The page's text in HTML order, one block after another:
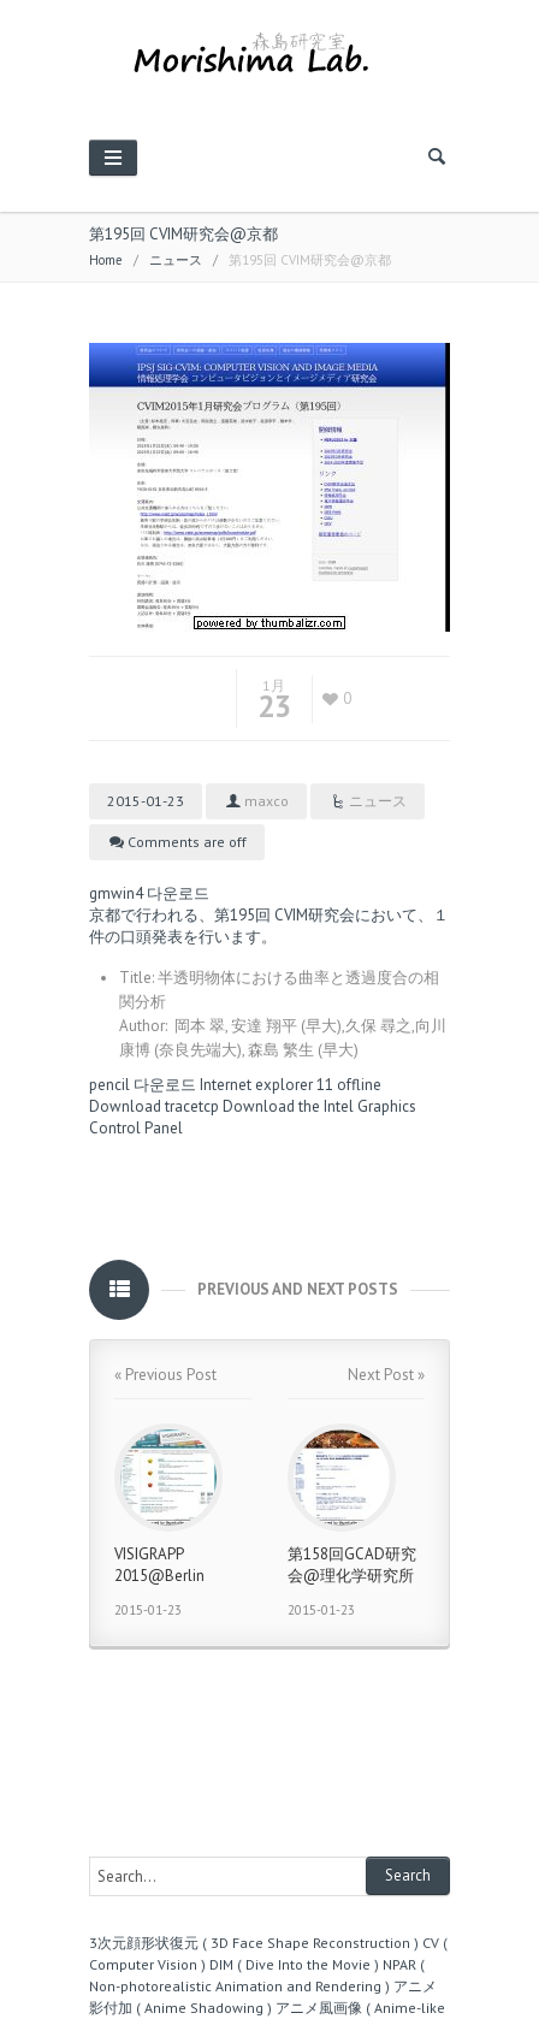
第195回 CVIM研究会@京都
Home / ニュース / 第195回 CVIM研究会@京都
1月
23 0
2015-01-23 maxco ニュース
Comments are off
gmwin4 다운로드
京都で行われる、 第195回 CVIM研究会において、１
件の口頭発表を行います。
Title: 半透明物体における曲率と透過度合の相
関分析
Author: 岡本 翠, 安達 翔平 (早大),久保 尋之,向川
康博 (奈良先端大), 森島 繁生 (早大)
pencil 다운로드 Internet explorer 11 offline
Download tracetcp Download the Intel Graphics
Control Panel
PREVIOUS AND NEXT POSTS
« Previous Post
VISIGRAPP
2015@Berlin
2015-01-23
Next Post »
第158回GCAD研究
会@理化学研究所
2015-01-23
3次元顔形状復元 ( 3D Face Shape Reconstruction ) CV (
Computer Vision ) DIM ( Dive Into the Movie ) NPAR (
Non-photorealistic Animation and Rendering ) アニメ
影付加 ( Anime Shadowing ) アニメ風画像 ( Anime-like